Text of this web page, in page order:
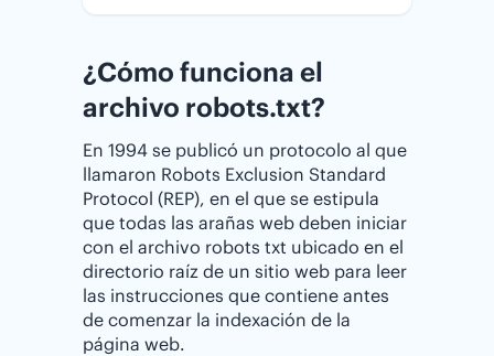
¿Cómo funciona el
archivo robots.txt?
En 1994 se publicó un protocolo al que
llamaron Robots Exclusion Standard
Protocol (REP), en el que se estipula
que todas las arañas web deben iniciar
con el archivo robots txt ubicado en el
directorio raíz de un sitio web para leer
las instrucciones que contiene antes
de comenzar la indexación de la
página web.